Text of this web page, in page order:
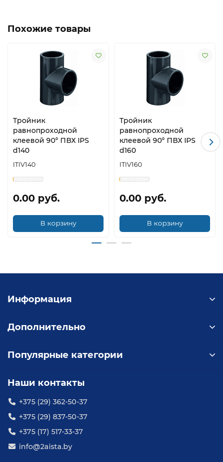
Похожие товары
Тройник
равнопроходной
клеевой 90° ПВХ IPS
d140
ITIV140
0.00 руб.
В корзину
Тройник
равнопроходной
клеевой 90° ПВХ IPS
d160
ITIV160
0.00 руб.
В корзину
Информация
Дополнительно
Популярные категории
Наши контакты
+375 (29) 362-50-37
+375 (29) 837-50-37
+375 (17) 517-33-37
info@2aista.by